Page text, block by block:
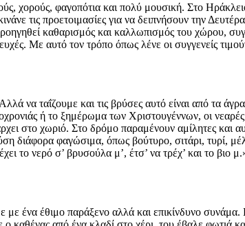
χορούς, φαγοπότια και πολύ μουσική. Στο
τις προετοιμασίες για να δειπνήσουν την
καθαρισμός και καλλωπισμός του χώρου,
Με αυτό τον τρόπο όπως λένε οι συγγενείς
να ταΐζουμε και τις βρύσες αυτό είναι από τα
ή το ξημέρωμα των Χριστουγέννων, οι νεαρές
στο χωριό. Στο δρόμο παραμένουν αμίλητες και
διάφορα φαγώσιμα, όπως βούτυρο, σιτάρι, τυρί,
το νερό σ’ βρυσούλα μ’, έτσ’ να τρέχ’ και το βιο
ένα έθιμο παράξενο αλλά και επικίνδυνο